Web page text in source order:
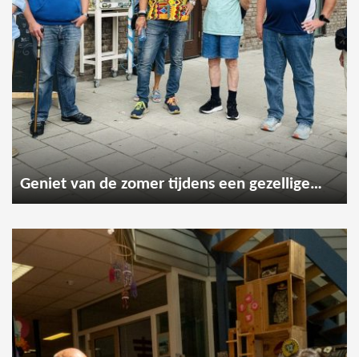
Geniet van de zomer tijdens een gezellige wandeling